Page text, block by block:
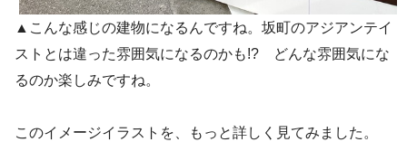
▲こんな感じの建物になるんですね。坂町のアジアンテイ
ストとは違った雰囲気になるのかも!? どんな雰囲気にな
るのか楽しみですね。
このイメージイラストを、もっと詳しく見てみました。